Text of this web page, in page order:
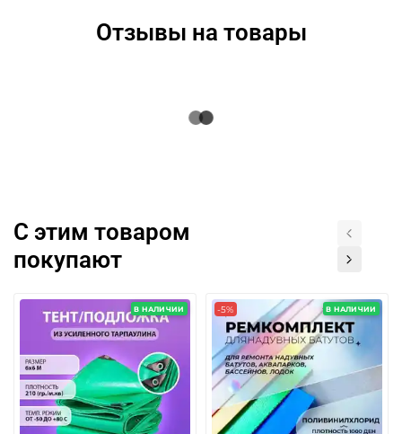
Отзывы на товары
С этим товаром
покупают
В НАЛИЧИИ -5% В НАЛИЧИИ